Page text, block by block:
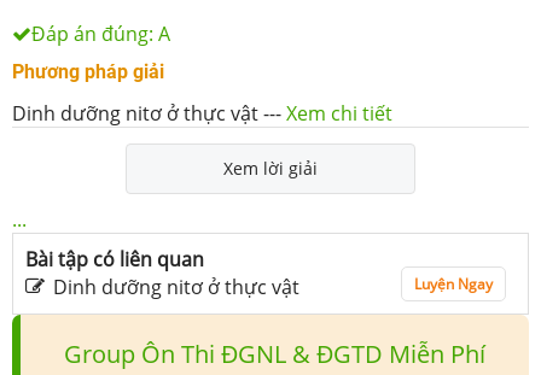
Đáp án đúng: A
Phương pháp giải
Dinh dưỡng nitơ ở thực vật---Xem chi tiết
Xem lời giải
...
Bài tập có liên quan
Dinh dưỡng nitơ ở thực vật
Luyện Ngay
Group Ôn Thi ĐGNL & ĐGTD Miễn Phí